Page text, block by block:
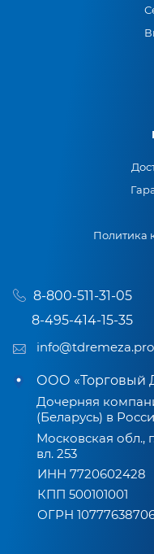
Политика
8-800-511-31-05
8-495-414-15-35
info@tdremeza.pro
ООО «Торговый
Дочерняя
(Беларусь) в
Московская обл.,
вл. 253
ИНН 7720602428
КПП 500101001
ОГРН